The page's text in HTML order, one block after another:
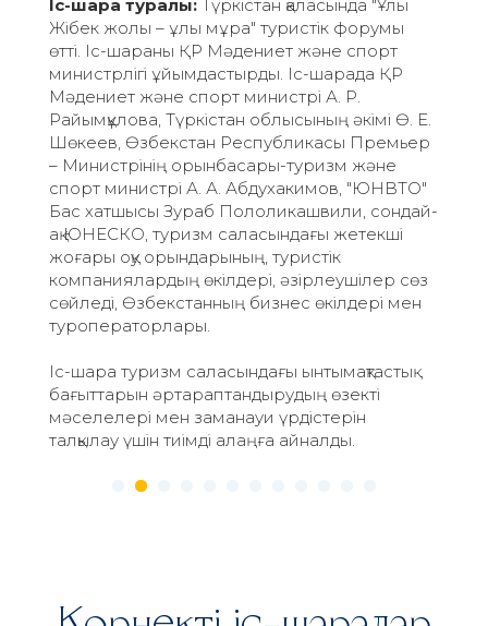
Орыс және ағылшын тілдеріне
синхронды аудармасы бар 3 параллель
секция өткізу;
500 Қатысушыға синхронды аударуға
арналған жабдық.
Іс-шара туралы:Төртінші жыл қатарынан біз
ілеспе аударма қызметтерін
ұйымдастырумен, техникалық сүйемелдеумен
және ұсынумен айналысамыз. Алайда, бұл іс-
шара алғаш рет гибридті онлайн-офлайн
форматта санитарлық нормаларды бұзбай
өтеді. Іс-шара Facebook және YouTube-те
орыс, қазақ және ағылшын тілдерінде
таратылды. Тікелей эфирде 10 000-нан астам
Республикасының Президенті Қасым-
Жомарт Кемелұлы Тоқаевты, Дүниежүзілік
экономикалық форумның (ДЭФ) Президенті
Берге Бренде мен Google вице-президенті